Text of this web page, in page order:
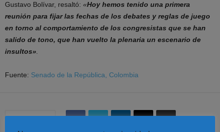
Gustavo Bolívar, resaltó: «Hoy hemos tenido una primera
reunión para fijar las fechas de los debates y reglas de juego
en torno al comportamiento de los congresistas que se han
salido de tono, que han vuelto la plenaria un escenario de
insultos»
Fuente: Senado de la República, Colombia